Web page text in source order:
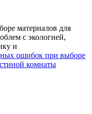
материалов для
с экологией,
и
ошибок при выборе
комнаты